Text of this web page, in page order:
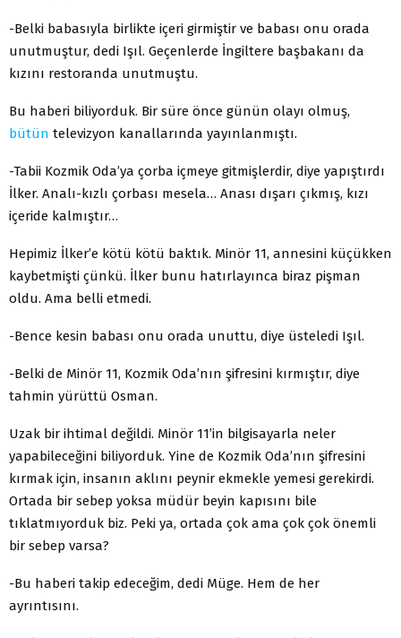
-Belki babasıyla birlikte içeri girmiştir ve babası onu orada
unutmuştur, dedi Işıl. Geçenlerde İngiltere başbakanı da
kızını restoranda unutmuştu.
Bu haberi biliyorduk. Bir süre önce günün olayı olmuş,
bütün televizyon kanallarında yayınlanmıştı.
-Tabii Kozmik Oda’ya çorba içmeye gitmişlerdir, diye yapıştırdı
İlker. Analı-kızlı çorbası mesela… Anası dışarı çıkmış, kızı
içeride kalmıştır…
Hepimiz İlker’e kötü kötü baktık. Minör 11, annesini küçükken
kaybetmişti çünkü. İlker bunu hatırlayınca biraz pişman
oldu. Ama belli etmedi.
-Bence kesin babası onu orada unuttu, diye üsteledi Işıl.
-Belki de Minör 11, Kozmik Oda’nın şifresini kırmıştır, diye
tahmin yürüttü Osman.
Uzak bir ihtimal değildi. Minör 11’in bilgisayarla neler
yapabileceğini biliyorduk. Yine de Kozmik Oda’nın şifresini
kırmak için, insanın aklını peynir ekmekle yemesi gerekirdi.
Ortada bir sebep yoksa müdür beyin kapısını bile
tıklatmıyorduk biz. Peki ya, ortada çok ama çok çok önemli
bir sebep varsa?
-Bu haberi takip edeceğim, dedi Müge. Hem de her
ayrıntısını.